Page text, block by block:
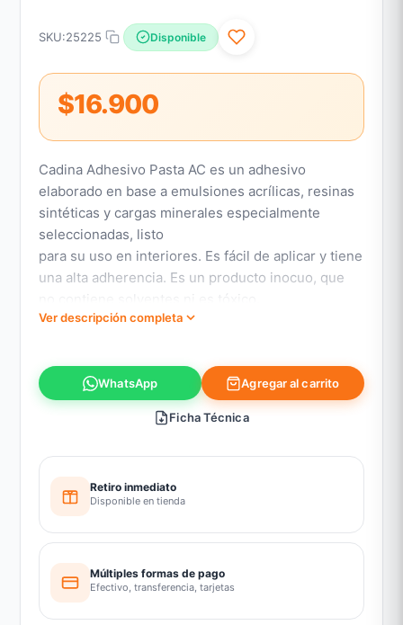
SKU:25225 Disponible
$16.900
Cadina Adhesivo Pasta AC es un adhesivo
elaborado en base a emulsiones acrílicas, resinas
sintéticas y cargas minerales especialmente
seleccionadas, listo
para su uso en interiores. Es fácil de aplicar y tiene
una alta adherencia. Es un producto inocuo, que
Ver descripción completa
WhatsApp Agregar al carrito
Ficha Técnica
Retiro inmediato
Disponible en tienda
Múltiples formas de pago
Efectivo, transferencia, tarjetas